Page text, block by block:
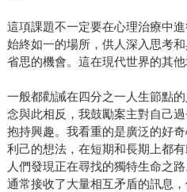
這項課題不一定要在心理治療中
始終如一的場所，供人深入思考
省思的機會。這在現代世界的其他
一般都勸誡在四分之一人生節點
念與此相反，我鼓勵案主對自己
抱持興趣。我看重的是廣泛的好
利己的想法，在短期和長期上都
人們發現正在尋找的獨特生命之
通常接收了大量相互矛盾的訊息